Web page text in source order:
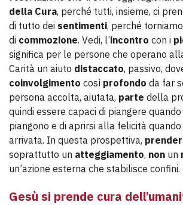
della Cura, perché tutti, insieme, ci
di tutto dei sentimenti, perché
di commozione. Vedi, l’incontro con i
significa per le persone che operano
Carità un aiuto distaccato, passivo,
coinvolgimento così profondo da far
persona accolta, aiutata, parte della
quindi essere capaci di piangere
piangono e di aprirsi alla felicità
arrivata. In questa prospettiva,
soprattutto un atteggiamento, non un
un’azione esterna che stabilisce confini.
Gesù si prende cura